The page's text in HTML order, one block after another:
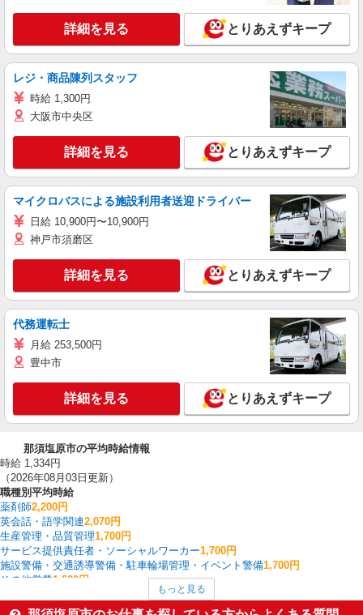
詳細を見る とりあえずキープ
レジ・商品陳列スタッフ
時給 1,300円
大阪市中央区
詳細を見る とりあえずキープ
マイクロバスによる施設利用者送迎ドライバー
日給 10,900円〜10,900円
神戸市須磨区
詳細を見る とりあえずキープ
代務運転士
月給 253,500円
豊中市
詳細を見る とりあえずキープ
那須塩原市の平均時給情報
時給 1,334円
（2026年08月03日更新）
職種別平均時給
薬剤師2,200円
英会話・語学関連2,070円
生産管理・品質管理1,700円
サービス提供責任者・ソーシャルワーカー1,700円
施設警備・交通誘導警備・駐車輪場管理・イベント警備1,700円
その他営業1,600円
配送・配達ドライバー 1,500円
もっと見る